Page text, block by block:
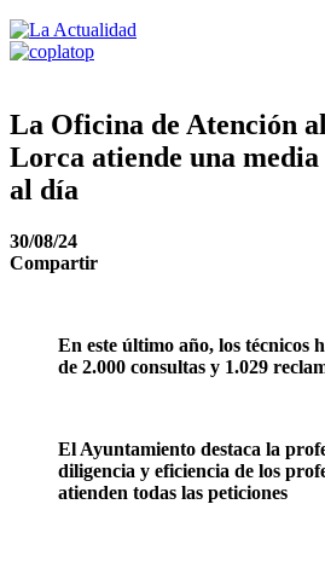
La Oficina de Atención
Lorca atiende una media
al día
30/08/24
Compartir
En este último año, los técnicos
de 2.000 consultas y 1.029
El Ayuntamiento destaca la
diligencia y eficiencia de los
atienden todas las peticiones